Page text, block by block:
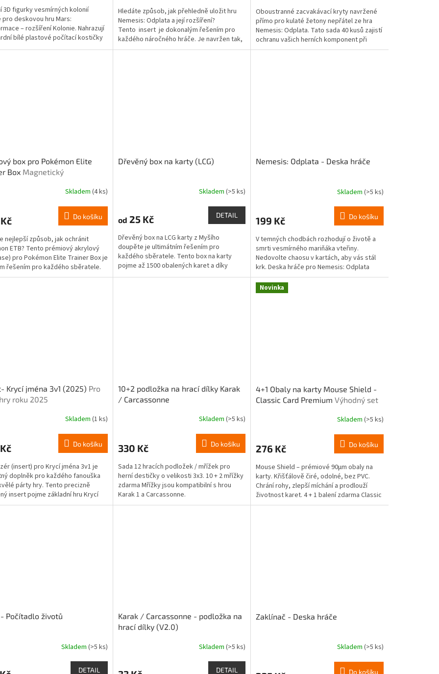
3D figurky vesmírných kolonií
pro deskovou hru Mars:
– rozšíření Kolonie. Nahrazují
bílé plastové počítací kostičky
a...
Hledáte způsob, jak přehledně uložit hru
Nemesis: Odplata a její rozšíření?
Tento insert je dokonalým řešením pro
každého náročného hráče. Je navržen tak,
aby...
Oboustranné zacvakávací kryty navržené
přímo pro kulaté žetony nepřátel ze hra
Nemesis: Odplata. Tato sada 40 kusů zajistí
ochranu vašich herních komponent při
losování z...
box pro Pokémon Elite
Box Magnetický
Skladem (4 ks)
Do košíku
nejlepší způsob, jak ochránit
ETB? Tento prémiový akrylový
pro Pokémon Elite Trainer Box je
řešením pro každého sběratele.
vám vaše...
Dřevěný box na karty (LCG)
Skladem (>5 ks)
od 25 Kč DETAIL
Dřevěný box na LCG karty z Myšího
doupěte je ultimátním řešením pro
každého sběratele. Tento box na karty
pojme až 1500 obalených karet a díky
modulárnímu systému s...
Nemesis: Odplata - Deska hráče
Skladem (>5 ks)
199 Kč Do košíku
V temných chodbách rozhodují o životě a
smrti vesmírného mariňáka vteřiny.
Nedovolte chaosu v kartách, aby vás stál
krk. Deska hráče pro Nemesis: Odplata
bude vaším osobním...
Krycí jména 3v1 (2025) Pro
roku 2025
Skladem (1 ks)
Do košíku
(insert) pro Krycí jména 3v1 je
doplněk pro každého fanouška
párty hry. Tento precizně
insert pojme základní hru Krycí
2025,...
10+2 podložka na hrací dílky Karak
/ Carcassonne
je
z
5
hvězdiček.
Skladem (>5 ks)
330 Kč Do košíku
Sada 12 hracích podložek / mřížek pro
herní destičky o velikosti 3x3. 10 + 2 mřížky
zdarma Mřížky jsou kompatibilní s hrou
Karak 1 a Carcassonne.
Novinka
4+1 Obaly na karty Mouse Shield -
Classic Card Premium Výhodný set
Skladem (>5 ks)
276 Kč Do košíku
Mouse Shield – prémiové 90μm obaly na
karty. Křišťálově čiré, odolné, bez PVC.
Chrání rohy, zlepší míchání a prodlouží
životnost karet. 4 + 1 balení zdarma Classic
Card Premium...
Počítadlo životů
Skladem (>5 ks)
DETAIL
Karak / Carcassonne - podložka na
hrací dílky (V2.0)
Skladem (>5 ks)
DETAIL
Zaklínač - Deska hráče
Skladem (>5 ks)
Do košíku